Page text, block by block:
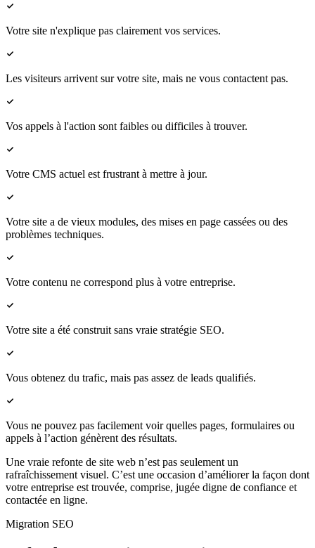
Votre site n'explique pas clairement vos services.
Les visiteurs arrivent sur votre site, mais ne vous contactent pas.
Vos appels à l'action sont faibles ou difficiles à trouver.
Votre CMS actuel est frustrant à mettre à jour.
Votre site a de vieux modules, des mises en page cassées ou des
problèmes techniques.
Votre contenu ne correspond plus à votre entreprise.
Votre site a été construit sans vraie stratégie SEO.
Vous obtenez du trafic, mais pas assez de leads qualifiés.
Vous ne pouvez pas facilement voir quelles pages, formulaires ou
appels à l’action génèrent des résultats.
Une vraie refonte de site web n’est pas seulement un
rafraîchissement visuel. C’est une occasion d’améliorer la façon dont
votre entreprise est trouvée, comprise, jugée digne de confiance et
contactée en ligne.
Migration SEO